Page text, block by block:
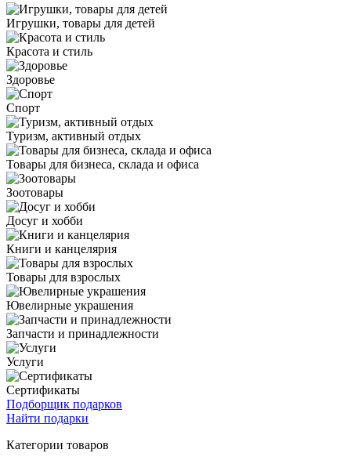
Игрушки, товары для детей
Красота и стиль
Здоровье
Спорт
Туризм, активный отдых
Товары для бизнеса, склада и офиса
Зоотовары
Досуг и хобби
Книги и канцелярия
Товары для взрослых
Ювелирные украшения
Запчасти и принадлежности
Услуги
Сертификаты
Подборщик подарков
Найти подарки
Категории товаров